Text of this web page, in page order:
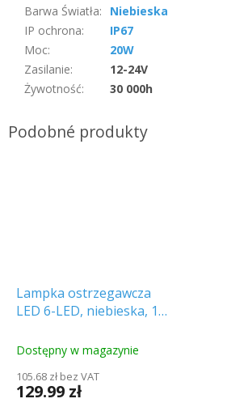
Barwa Światła:
Niebieska
IP ochrona:
IP67
Moc:
20W
Zasilanie:
12-24V
Żywotność: 30 000h
Lampka ostrzegawcza
LED 6-LED, niebieska, 12-
Dostępny w magazynie
105.68 zł bez VAT
129.99 zł